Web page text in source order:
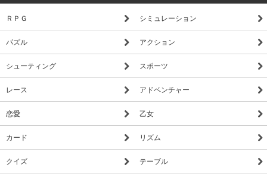
・月2回以上イベントやパーティーを計画するor参加する
・お花見、BBQ、海水浴、ハロウィン、クリパ、スノボ、こ
れら全ての季節イベントに毎年参加している
**********************
★『リア充はじめました(仮)』とは
リア充も非リア充もみんなが楽しむことができるリア充シミュ
レーターアプリとなっております。
アプリをインストールして、自分の名前と性別を入力するだけ
で、幼なじみ、先輩、後輩、ピンチを救ってくれた人など個性
豊かな異性からたくさんのメッセージが届き、リア充を疑似体
験することができます。
ＲＰＧ シミュレーション
パズル アクション
シューティング スポーツ
レース アドベンチャー
恋愛 乙女
カード リズム
クイズ テーブル